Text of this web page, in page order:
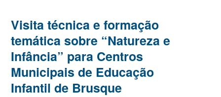
Visita técnica e formação
temática sobre “Natureza e
Infância” para Centros
Municipais de Educação
Infantil de Brusque